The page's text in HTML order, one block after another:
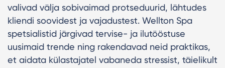
valivad välja sobivaimad protseduurid, lähtudes
kliendi soovidest ja vajadustest. Wellton Spa
spetsialistid järgivad tervise- ja ilutööstuse
uusimaid trende ning rakendavad neid praktikas,
et aidata külastajatel vabaneda stressist, täielikult